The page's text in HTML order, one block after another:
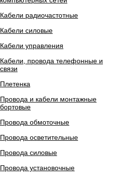
Кабели радиочастотные
Кабели силовые
Кабели управления
Кабели, провода телефонные и
связи
Плетенка
Провода и кабели монтажные
бортовые
Провода обмоточные
Провода осветительные
Провода силовые
Провода установочные